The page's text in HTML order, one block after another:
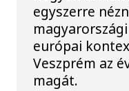
egyszerre
európai
Veszprém az
magát.